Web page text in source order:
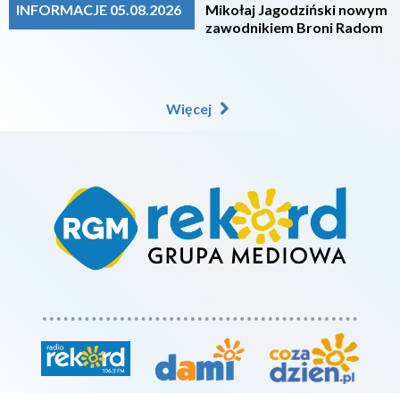
INFORMACJE 05.08.2026
Mikołaj Jagodziński nowym
zawodnikiem Broni Radom
Więcej